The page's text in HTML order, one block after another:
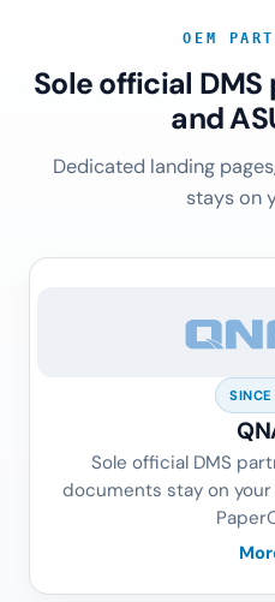
OEM
Sole official
and
Dedicated landing
stays on
Sole official DMS
documents stay on